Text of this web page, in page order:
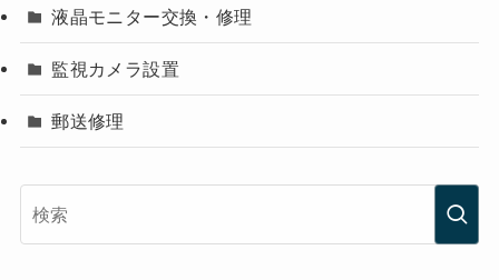
液晶モニター交換・修理
監視カメラ設置
郵送修理